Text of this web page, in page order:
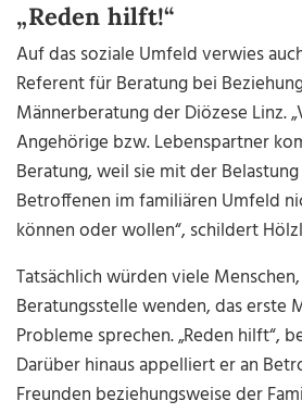
„Reden hilft!“
Auf das soziale Umfeld verwies
Referent für Beratung bei
Männerberatung der Diözese Linz.
Angehörige bzw. Lebenspartner
Beratung, weil sie mit der
Betroffenen im familiären Umfeld
können oder wollen“, schildert
Tatsächlich würden viele
Beratungsstelle wenden, das erste
Probleme sprechen. „Reden hilft“,
Darüber hinaus appelliert er an
Freunden beziehungsweise der